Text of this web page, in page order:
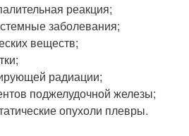
реакция;
заболевания;
веществ;
радиации;
поджелудочной железы;
опухоли плевры.